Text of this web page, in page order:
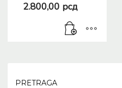
2.800,00 рсд
PRETRAGA